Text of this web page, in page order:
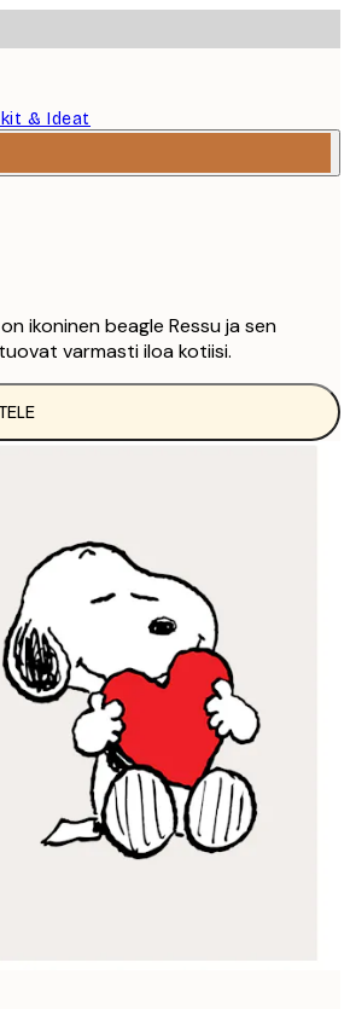
& Ideat
ikoninen beagle Ressu ja sen
varmasti iloa kotiisi.